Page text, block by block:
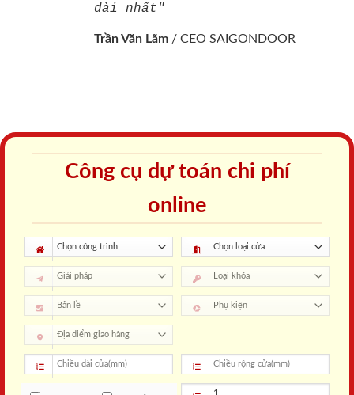
dài nhất"
Trần Văn Lãm / CEO SAIGONDOOR
Công cụ dự toán chi phí
online